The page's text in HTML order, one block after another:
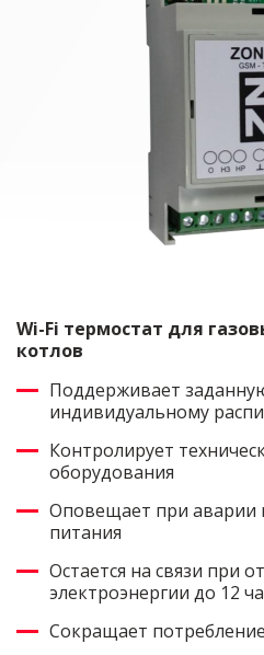
Wi-Fi термостат для
котлов
Поддерживает
индивидуальному
Контролирует
оборудования
Оповещает при аварии
питания
Остается на связи при
электроэнергии до 12
Сокращает